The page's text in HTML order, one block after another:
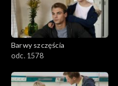
Barwy szczęścia
odc. 1578